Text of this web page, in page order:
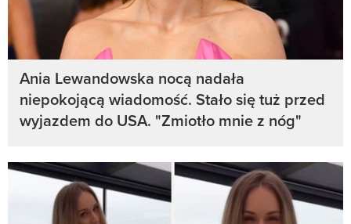
Ania Lewandowska nocą nadała
niepokojącą wiadomość. Stało się tuż przed
wyjazdem do USA. "Zmiotło mnie z nóg"